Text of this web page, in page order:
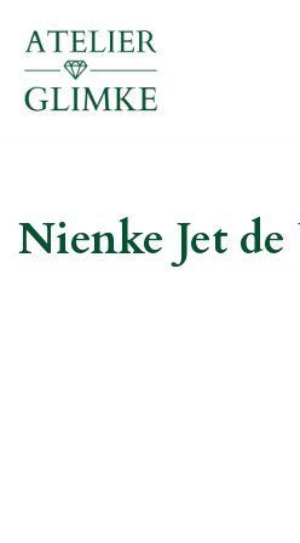
Ga
naar
Nienke Jet